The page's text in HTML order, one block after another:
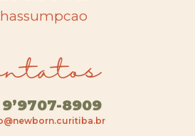
9’9707-8909